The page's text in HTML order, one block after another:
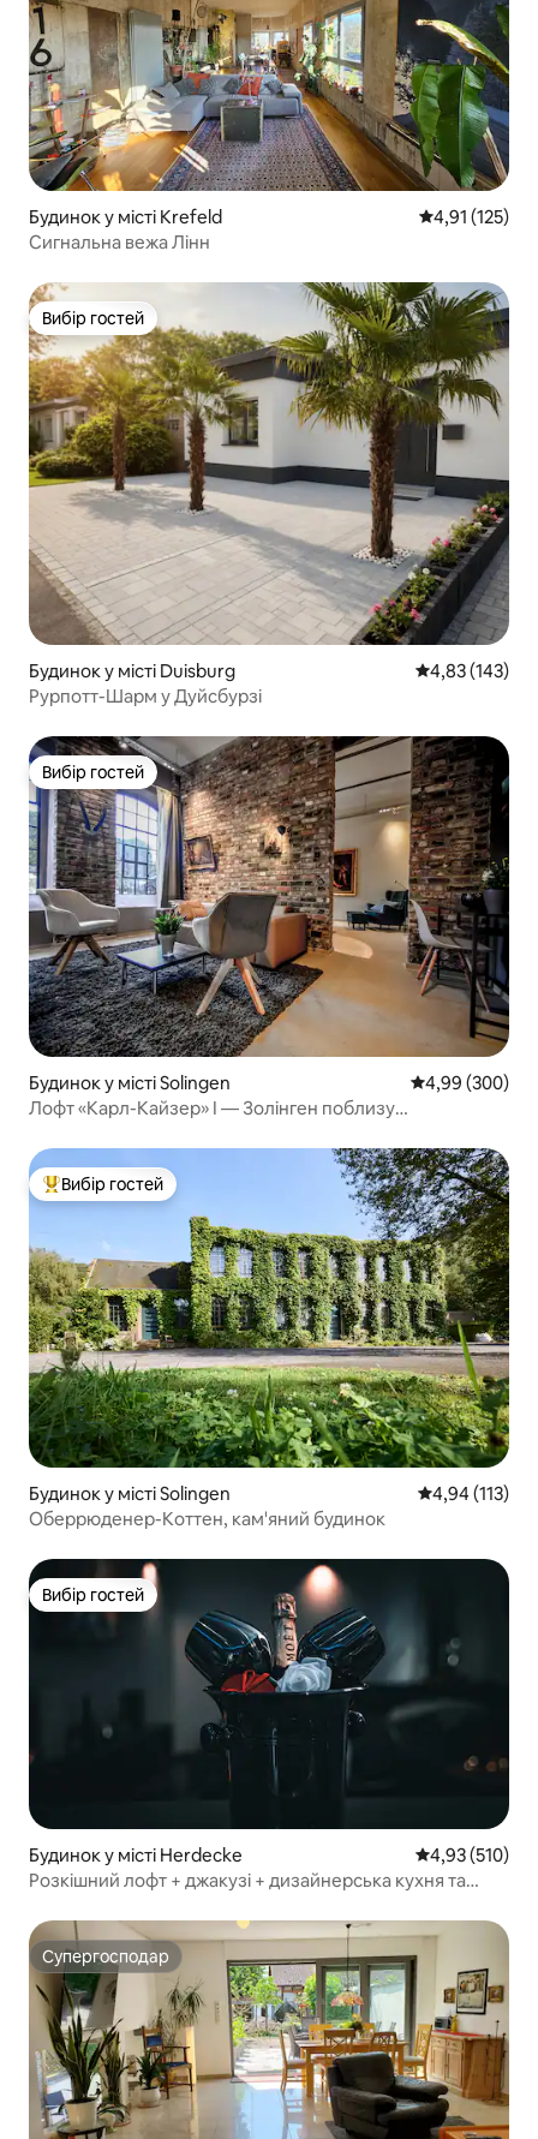
Будинок у місті Krefeld Середня
4,91 (125)
Сигнальна вежа Лінн
Вибір гостей
Вибір гостей
Будинок у місті Duisburg Середня
4,83 (143)
Рурпотт-Шарм у Дуйсбурзі
Вибір гостей
Вибір гостей
Будинок у місті Solingen Середня
4,99 (300)
Лофт «Карл-Кайзер» I — Золінген поблизу
Топ вибір гостей
Вибір гостей
Будинок у місті Solingen Середня
4,94 (113)
Оберрюденер-Коттен, кам'яний будинок
Вибір гостей
Вибір гостей
Будинок у місті Herdecke Середня
4,93 (510)
Розкішний лофт + джакузі + дизайнерська кухня та
Супергосподар
Супергосподар